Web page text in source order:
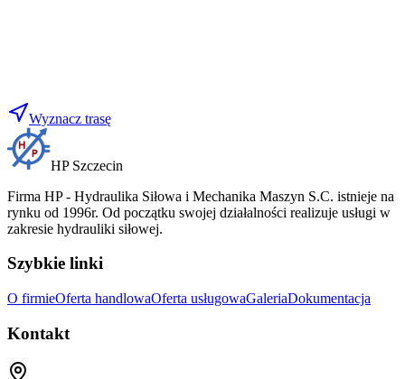
Wyznacz trasę
HP Szczecin
Firma HP - Hydraulika Siłowa i Mechanika Maszyn S.C. istnieje na
rynku od 1996r. Od początku swojej działalności realizuje usługi w
zakresie hydrauliki siłowej.
Szybkie linki
O firmieOferta handlowaOferta usługowaGaleriaDokumentacja
Kontakt